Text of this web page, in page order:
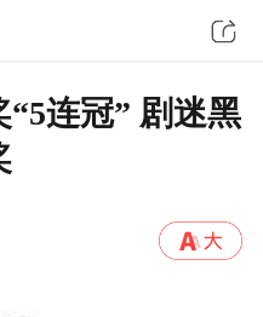
连冠” 剧迷黑